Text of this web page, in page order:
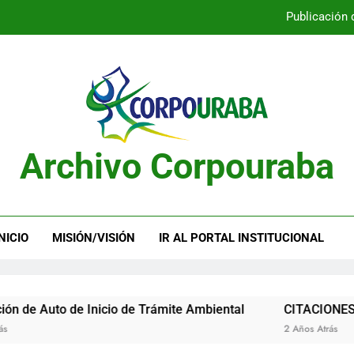
Publicación
Publicación
Archivo Corpouraba
INICIO MISIÓN/VISIÓN IR AL PORTAL INSTITUCIONAL
de Inicio de Trámite Ambiental CITACIONES